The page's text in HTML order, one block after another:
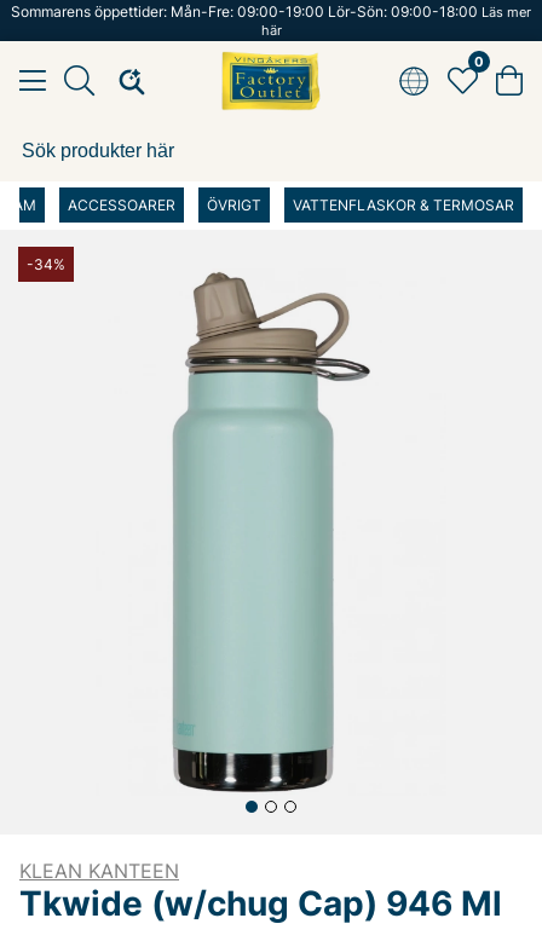
Sommarens öppettider: Mån-Fre: 09:00-19:00 Lör-Sön: 09:00-18:00 Läs mer
här
0
DAM ACCESSOARER ÖVRIGT VATTENFLASKOR & TERMOSAR
-34%
KLEAN KANTEEN
Tkwide (w/chug Cap) 946 Ml